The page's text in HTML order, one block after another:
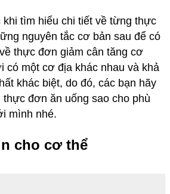
tìm hiểu chi tiết về từng thực
nguyên tắc cơ bản sau để có
thực đơn giảm cân tăng cơ
có một cơ địa khác nhau và khả
khác biệt, do đó, các bạn hãy
thực đơn ăn uống sao cho phù
mình nhé.
cho cơ thể